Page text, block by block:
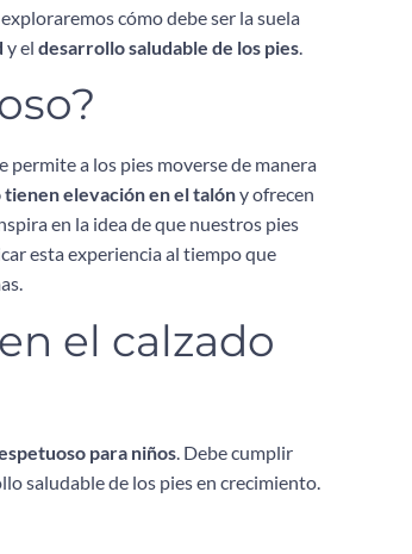
cómo debe ser la suela
y el desarrollo saludable de los pies
permite a los pies moverse de manera
tienen elevación en el talóny ofrecen
en la idea de que nuestros pies
esta experiencia al tiempo que
el calzado
para niños . Debe cumplir
saludable de los pies en crecimiento.